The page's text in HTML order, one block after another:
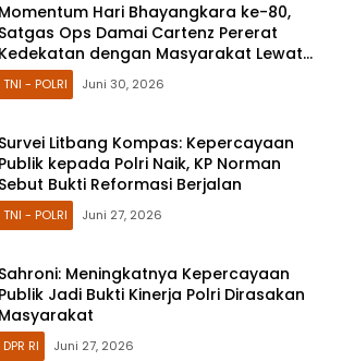
Momentum Hari Bhayangkara ke-80,
Satgas Ops Damai Cartenz Pererat
Kedekatan dengan Masyarakat Lewat
Sosial
TNI - POLRI Juni 30, 2026
Survei Litbang Kompas: Kepercayaan
Publik kepada Polri Naik, KP Norman
Sebut Bukti Reformasi Berjalan
TNI - POLRI Juni 27, 2026
Sahroni: Meningkatnya Kepercayaan
Publik Jadi Bukti Kinerja Polri Dirasakan
Masyarakat
DPR RI Juni 27, 2026